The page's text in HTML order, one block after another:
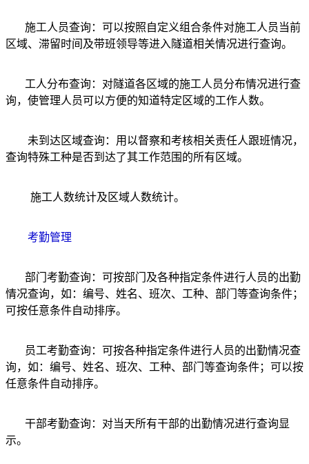
施工人员查询：可以按照自定义组合条件对施工人员当前
区域、滞留时间及带班领导等进入隧道相关情况进行查询。
工人分布查询：对隧道各区域的施工人员分布情况进行查
询，使管理人员可以方便的知道特定区域的工作人数。
未到达区域查询：用以督察和考核相关责任人跟班情况，
查询特殊工种是否到达了其工作范围的所有区域。
施工人数统计及区域人数统计。
考勤管理
部门考勤查询：可按部门及各种指定条件进行人员的出勤
情况查询，如：编号、姓名、班次、工种、部门等查询条件；
可按任意条件自动排序。
员工考勤查询：可按各种指定条件进行人员的出勤情况查
询，如：编号、姓名、班次、工种、部门等查询条件；可以按
任意条件自动排序。
干部考勤查询：对当天所有干部的出勤情况进行查询显
示。